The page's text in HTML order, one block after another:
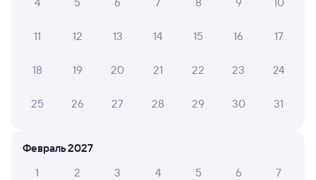
014Н Проходящий 9,4
Санкт-Петербург
Котельнич
13:40 09:11
Дни следования
11 12 13 14 15 16 17
18 19 20 21 22 23 24
25 26 27 28 29 30 31
Февраль 2027
1
2 3 4 5 6 7